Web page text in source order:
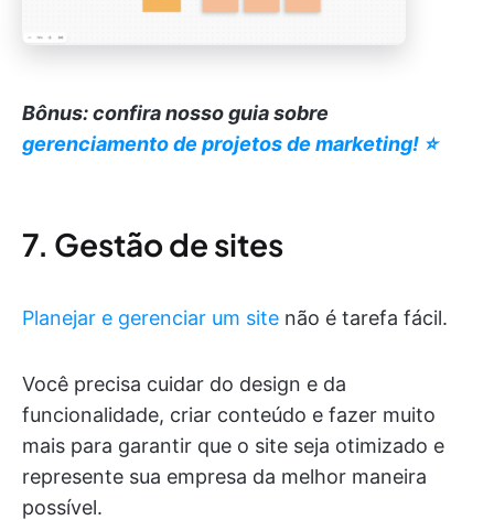
Bônus: confira nosso guia sobre
gerenciamento de projetos de marketing! ⭐️
7. Gestão de sites
Planejar e gerenciar um site não é tarefa fácil.
Você precisa cuidar do design e da
funcionalidade, criar conteúdo e fazer muito
mais para garantir que o site seja otimizado e
represente sua empresa da melhor maneira
possível.